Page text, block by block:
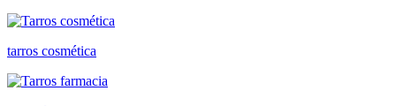
tarros cosmética